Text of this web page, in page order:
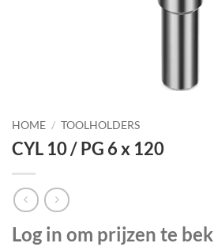
HOME / TOOLHOLDERS
CYL 10 / PG 6 x 120
Log in om prijzen te